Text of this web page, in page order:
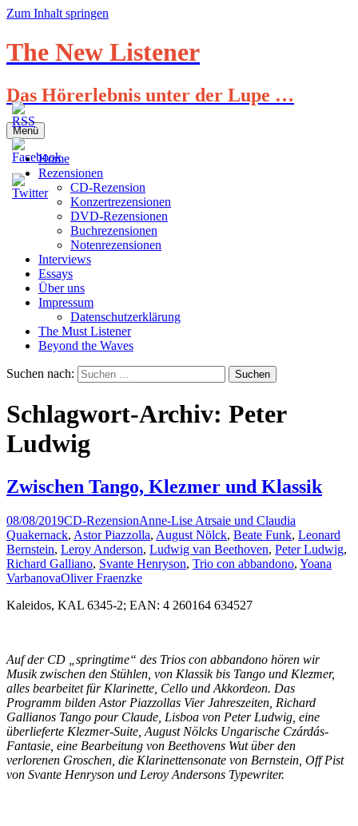
Zum Inhalt springen
The New Listener
Das Hörerlebnis unter der Lupe …
Menü
Home
Rezensionen
CD-Rezension
Konzertrezensionen
DVD-Rezensionen
Buchrezensionen
Notenrezensionen
Interviews
Essays
Über uns
Impressum
Datenschutzerklärung
The Must Listener
Beyond the Waves
Suchen nach:
Schlagwort-Archiv: Peter
Ludwig
Zwischen Tango, Klezmer und Klassik
08/08/2019CD-RezensionAnne-Lise Atrsaie und Claudia
Quakernack, Astor Piazzolla, August Nölck, Beate Funk, Leonard
Bernstein, Leroy Anderson, Ludwig van Beethoven, Peter Ludwig,
Richard Galliano, Svante Henryson, Trio con abbandono, Yoana
VarbanovaOliver Fraenzke
Kaleidos, KAL 6345-2; EAN: 4 260164 634527
Auf der CD „springtime“ des Trios con abbandono hören wir
Musik zwischen den Stühlen, von Klassik bis Tango und Klezmer,
alles bearbeitet für Klarinette, Cello und Akkordeon. Das
Programm bilden Astor Piazzollas Vier Jahreszeiten, Richard
Gallianos Tango pour Claude, Lisboa von Peter Ludwig, eine
überlieferte Klezmer-Suite, August Nölcks Ungarische Czárdás-
Fantasie, eine Bearbeitung von Beethovens Wut über den
verlorenen Groschen, die Klarinettensonate von Bernstein, Off Pist
von Svante Henryson und Leroy Andersons Typewriter.